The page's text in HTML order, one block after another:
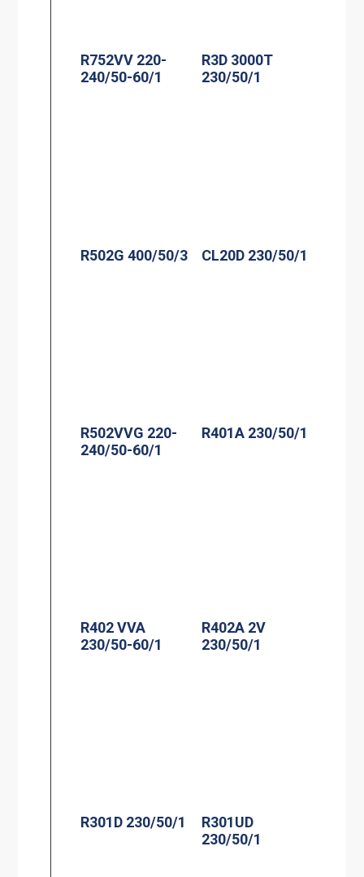
R752VV 220-
240/50-60/1
R3D 3000T
230/50/1
R502G 400/50/3 CL20D 230/50/1
R502VVG 220-
240/50-60/1
R401A 230/50/1
R402 VVA
230/50-60/1
R402A 2V
230/50/1
R301D 230/50/1
R301UD
230/50/1